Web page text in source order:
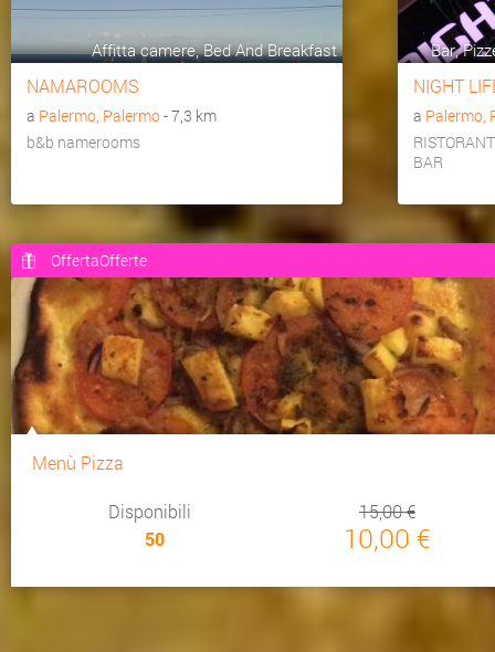
Affitta camere, Bed And Breakfast
NAMAROOMS
a Palermo, Palermo- 7,3 km
b&b namerooms
Bar,
NIGHT
a Palermo,
BAR
OffertaOfferte
Menù Pizza
Disponibili
50
15,00 €
10,00 €